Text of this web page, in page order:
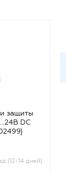
защиты
DC
(12-14 дней)